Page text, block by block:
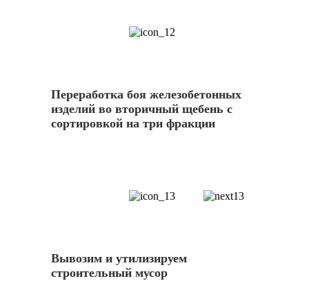
Переработка боя железобетонных
изделий во вторичный щебень с
сортировкой на три фракции
Вывозим и утилизируем
строительный мусор